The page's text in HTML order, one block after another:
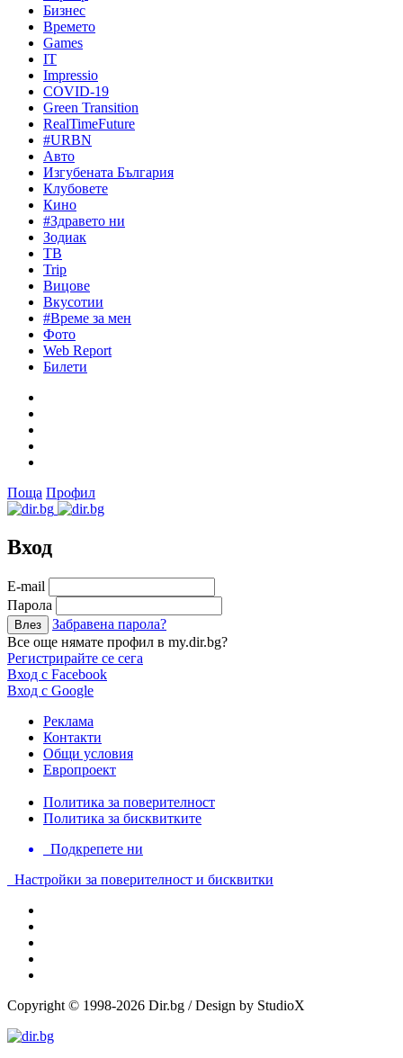
Бизнес
Времето
Games
IT
Impressio
COVID-19
Green Transition
RealTimeFuture
#URBN
Авто
Изгубената България
Клубовете
Кино
#Здравето ни
Зодиак
ТВ
Trip
Вицове
Вкусотии
#Време за мен
Фото
Web Report
Билети
Поща Профил
Вход
Е-mail
Парола
Забравена парола?
Все още нямате профил в my.dir.bg?
Регистрирайте се сега
Вход с Facebook
Вход с Google
Реклама
Контакти
Общи условия
Европроект
Политика за поверителност
Политика за бисквитките
Подкрепете ни
Настройки за поверителност и бисквитки
Copyright © 1998-2026 Dir.bg / Design by StudioX